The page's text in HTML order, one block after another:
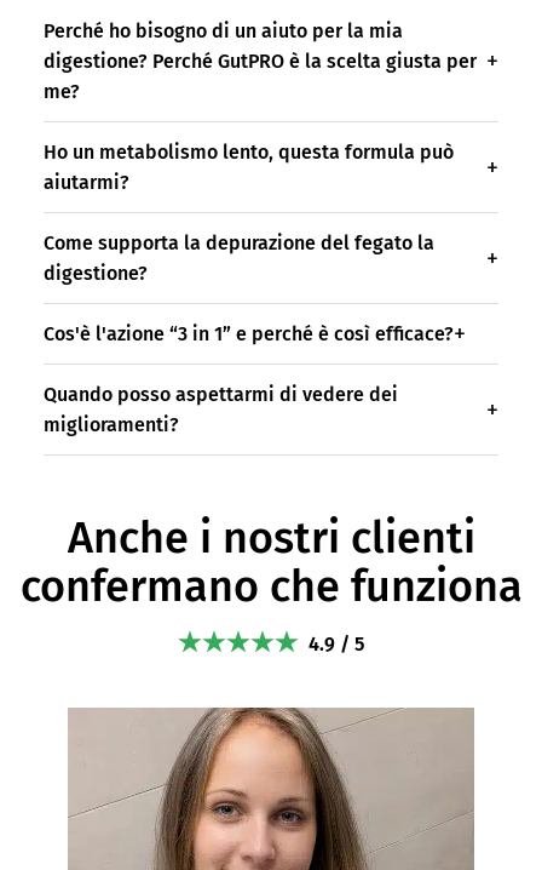
Perché ho bisogno di un aiuto per la mia
digestione? Perché GutPRO è la scelta giusta per
me?
Ho un metabolismo lento, questa formula può
aiutarmi?
Come supporta la depurazione del fegato la
digestione?
Cos'è l'azione “3 in 1” e perché è così efficace?
Quando posso aspettarmi di vedere dei
miglioramenti?
Anche i nostri clienti
confermano che funziona
4.9 / 5